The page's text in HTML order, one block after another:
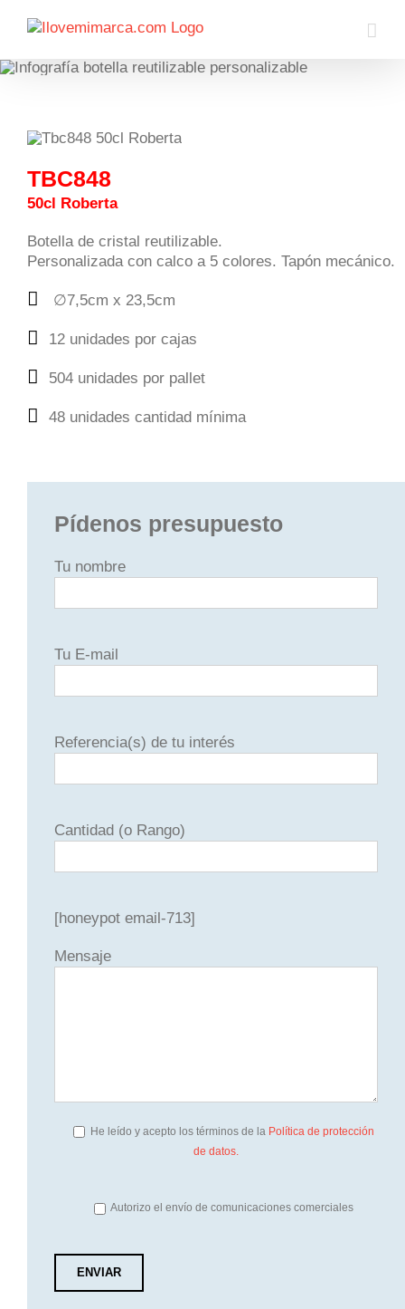
TBC848
50cl Roberta
Botella de cristal reutilizable.
Personalizada con calco a 5 colores. Tapón mecánico.
∅7,5cm x 23,5cm
12 unidades por cajas
504 unidades por pallet
48 unidades cantidad mínima
Pídenos presupuesto
Tu nombre
Tu E-mail
Referencia(s) de tu interés
Cantidad (o Rango)
[honeypot email-713]
Mensaje
He leído y acepto los términos de la Política de protección
de datos.
Autorizo el envío de comunicaciones comerciales